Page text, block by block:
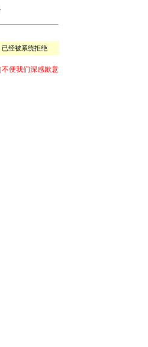
经被系统拒绝
便我们深感歉意